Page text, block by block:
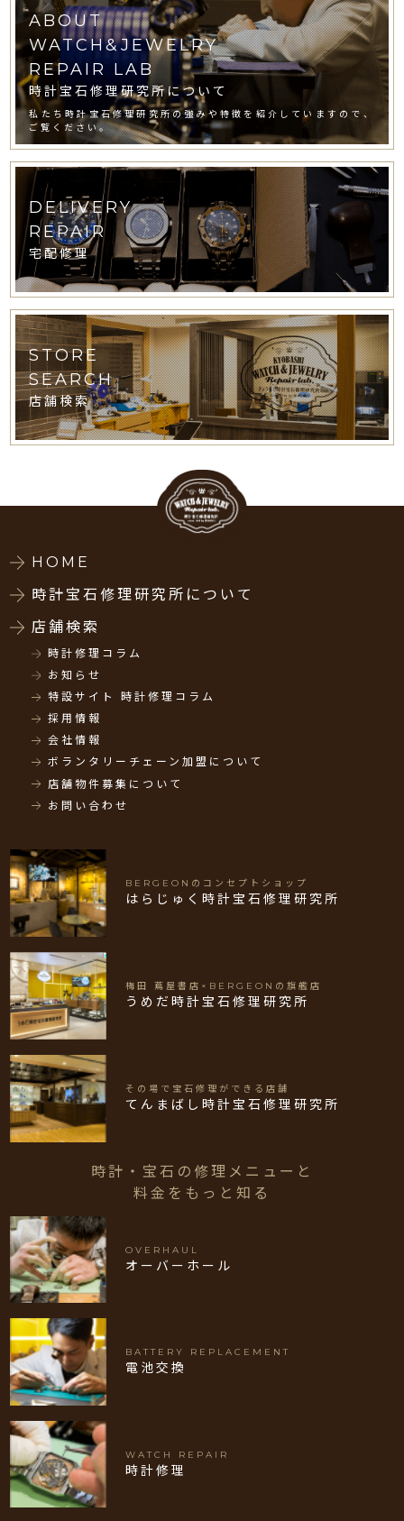
ABOUT
WATCH&JEWELRY
REPAIR LAB
時計宝石修理研究所について
私たち時計宝石修理研究所の強みや特徴を紹介していますので、
ご覧ください。
DELIVERY
REPAIR
宅配修理
STORE
SEARCH
店舗検索
HOME
時計宝石修理研究所について
店舗検索
時計修理コラム
お知らせ
特設サイト 時計修理コラム
採用情報
会社情報
ボランタリーチェーン加盟について
店舗物件募集について
お問い合わせ
BERGEONのコンセプトショップ
はらじゅく時計宝石修理研究所
梅田 蔦屋書店×BERGEONの旗艦店
うめだ時計宝石修理研究所
その場で宝石修理ができる店舗
てんまばし時計宝石修理研究所
時計・宝石の修理メニューと
料金をもっと知る
OVERHAUL
オーバーホール
BATTERY REPLACEMENT
電池交換
WATCH REPAIR
時計修理